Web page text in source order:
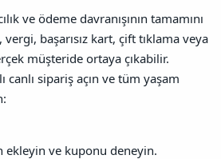
ve ödeme davranışının tamamını
başarısız kart, çift tıklama veya
müşteride ortaya çıkabilir.
canlı sipariş açın ve tüm yaşam
ekleyin ve kuponu deneyin.